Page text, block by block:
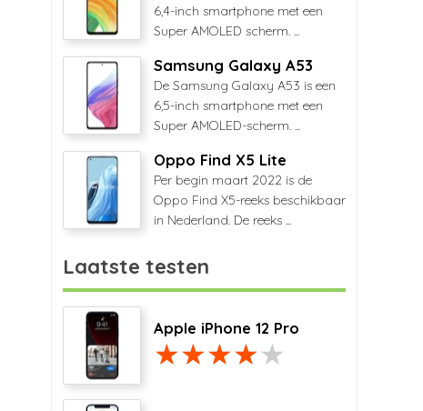
6,4-inch smartphone met een
Super AMOLED scherm. ...
Samsung Galaxy A53
De Samsung Galaxy A53 is een
6,5-inch smartphone met een
Super AMOLED-scherm. ...
Oppo Find X5 Lite
Per begin maart 2022 is de
Oppo Find X5-reeks beschikbaar
in Nederland. De reeks ...
Laatste testen
Apple iPhone 12 Pro